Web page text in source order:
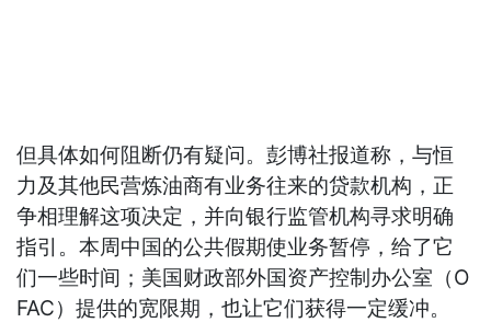
但具体如何阻断仍有疑问。彭博社报道称，与恒
力及其他民营炼油商有业务往来的贷款机构，正
争相理解这项决定，并向银行监管机构寻求明确
指引。本周中国的公共假期使业务暂停，给了它
们一些时间；美国财政部外国资产控制办公室（O
FAC）提供的宽限期，也让它们获得一定缓冲。